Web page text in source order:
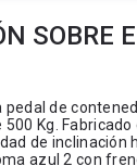
SOBRE
pedal de
Kg.
de inclinación
azul 2 con